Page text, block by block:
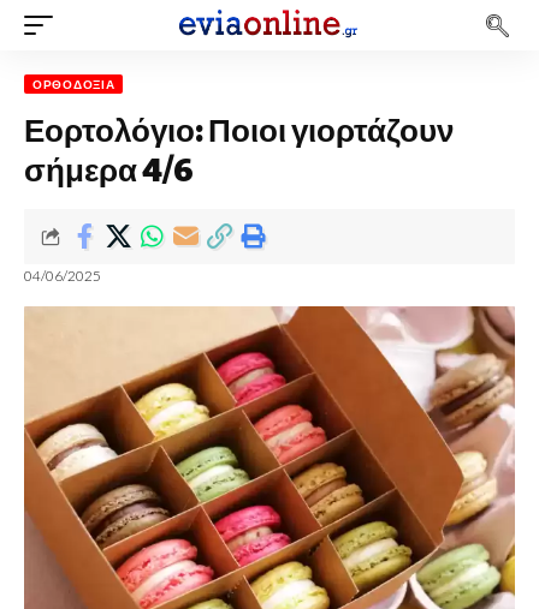
ΟΡΘΟΔΟΞΊΑ
Εορτολόγιο: Ποιοι γιορτάζουν
σήμερα 4/6
04/06/2025